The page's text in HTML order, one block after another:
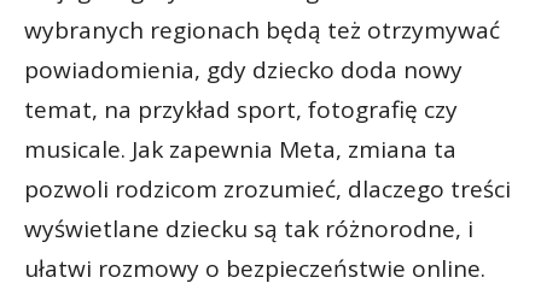
wybranych regionach będą też otrzymywać
powiadomienia, gdy dziecko doda nowy
temat, na przykład sport, fotografię czy
musicale. Jak zapewnia Meta, zmiana ta
pozwoli rodzicom zrozumieć, dlaczego treści
wyświetlane dziecku są tak różnorodne, i
ułatwi rozmowy o bezpieczeństwie online.